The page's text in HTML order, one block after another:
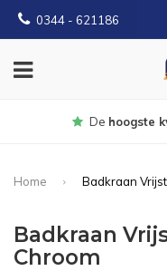
0344 - 621186
Home
Badkraan
Badkraan
Chroom